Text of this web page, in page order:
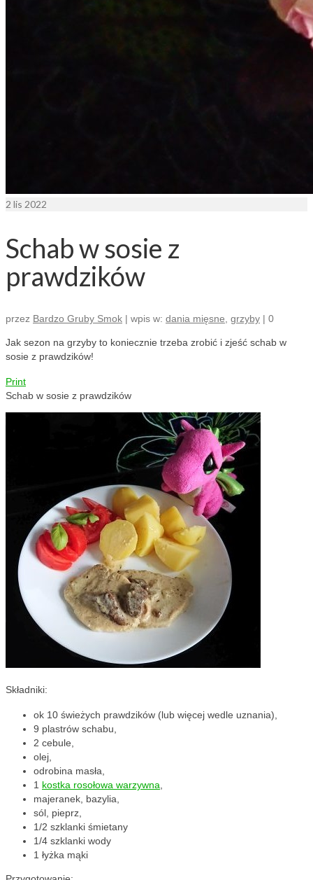
2 lis 2022
Schab w sosie z
prawdzików
przez Bardzo Gruby Smok | wpis w: dania mięsne grzyby | 0
Jak sezon na grzyby to koniecznie trzeba zrobić i zjeść schab w
sosie z prawdzików!
Print
Schab w sosie z prawdzików
Składniki:
ok 10 świeżych prawdzików (lub więcej wedle uznania),
9 plastrów schabu,
2 cebule,
olej,
odrobina masła,
1 kostka rosołowa warzywna
majeranek, bazylia,
sól, pieprz,
1/2 szklanki śmietany
1/4 szklanki wody
1 łyżka mąki